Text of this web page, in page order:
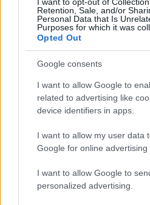
Retention, Sale, and/or
Personal Data that Is
Purposes for which it was
Opted Out
Google consents
I want to allow Google to
related to advertising like
device identifiers in apps.
I want to allow my user data
Google for online advertising
I want to allow Google to
personalized advertising.
1
Az F1-es Német Nagydíj
Domenicali